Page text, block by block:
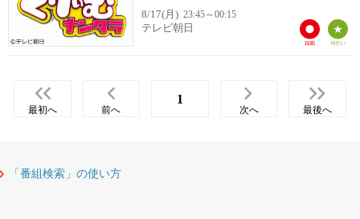
8/17(月) 23:45～00:15
テレビ朝日
最初へ 前へ
1
次へ 最後へ
「番組検索」の使い方